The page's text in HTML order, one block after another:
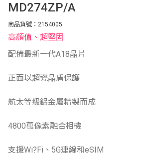
MD274ZP/A
商品貨號：2154005
高顏值、超堅固
配備最新一代A18晶片
正面以超瓷晶盾保護
航太等級鋁金屬精製而成
4800萬像素融合相機
支援Wi?Fi、5G連線和eSIM